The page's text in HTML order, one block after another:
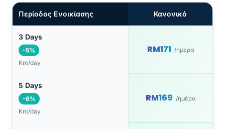
Περίοδος Ενοικίασης Κανονικό
3 Days
-5%
Km/day
RM171 /ημέρα
5 Days
-6%
Km/day
RM169 /ημέρα